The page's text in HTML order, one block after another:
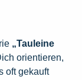
„Tauleine
orientieren,
oft gekauft